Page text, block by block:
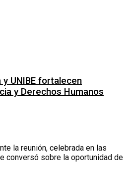
UNIBE fortalecen
y Derechos Humanos
la reunión, celebrada en las
conversó sobre la oportunidad de